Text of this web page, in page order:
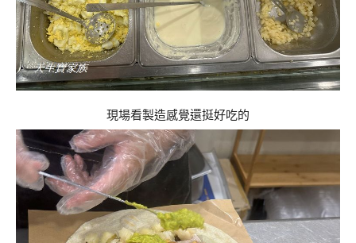
現場看製造感覺還挺好吃的